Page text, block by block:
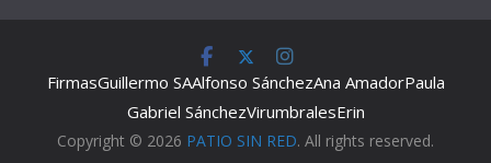
FirmasGuillermo SAAlfonso SánchezAna AmadorPaula
Gabriel SánchezVirumbralesErin
Copyright © 2026 PATIO SIN RED. All rights reserved.